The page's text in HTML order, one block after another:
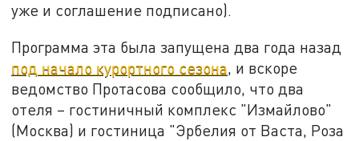
уже и соглашение подписано).
Программа эта была запущена два года назад
под начало курортного сезона, и вскоре
ведомство Протасова сообщило, что два
отеля – гостиничный комплекс "Измайлово"
(Москва) и гостиница "Эрбелия от Васта, Роза